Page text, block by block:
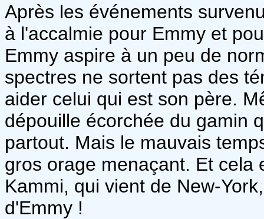
Après les événements
à l'accalmie pour Emmy et
Emmy aspire à un peu de
spectres ne sortent pas des
aider celui qui est son père.
dépouille écorchée du gamin
partout. Mais le mauvais
gros orage menaçant. Et cela
Kammi, qui vient de New-
d'Emmy !